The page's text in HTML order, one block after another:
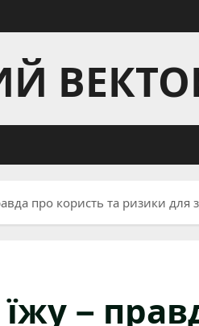
про користь та ризики для
–